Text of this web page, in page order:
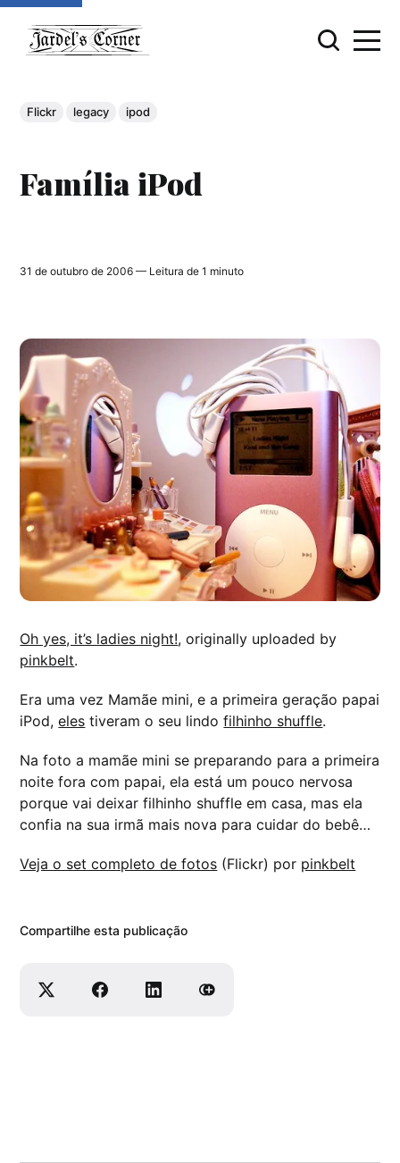
Flickr legacy ipod
Família iPod
31 de outubro de 2006 — Leitura de 1 minuto
Oh yes, it’s ladies night!, originally uploaded by
pinkbelt.
Era uma vez Mamãe mini, e a primeira geração papai
iPod,eles tiveram o seu lindofilhinho shuffle.
Na foto a mamãe mini se preparando para a primeira
noite fora com papai, ela está um pouco nervosa
porque vai deixar filhinho shuffle em casa, mas ela
confia na sua irmã mais nova para cuidar do bebê…
Veja o set completo de fotos (Flickr) por pinkbelt
Compartilhe esta publicação